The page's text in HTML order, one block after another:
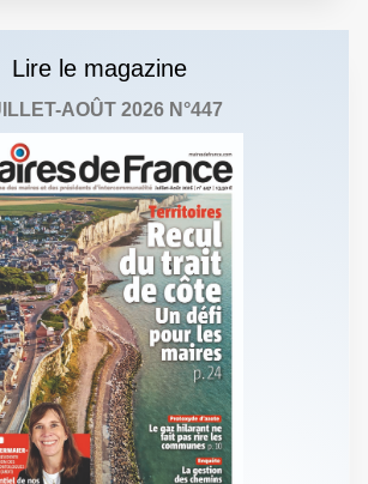
Lire le magazine
AOÛT 2026 N°447